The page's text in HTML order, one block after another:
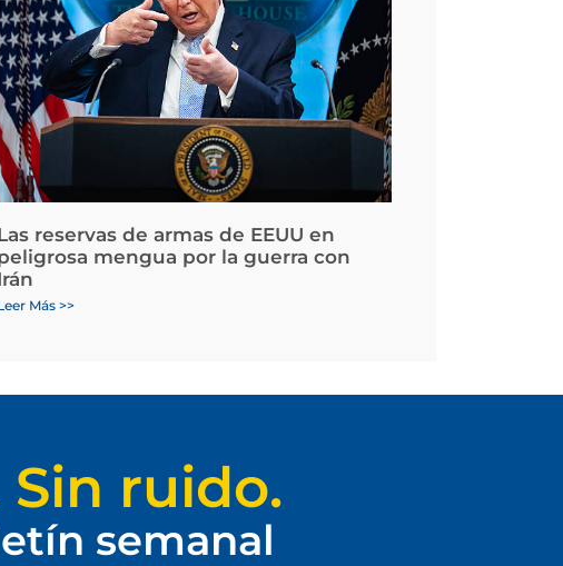
reservas de armas de EEUU en
mengua por la guerra con
Más >>
ruido.
semanal